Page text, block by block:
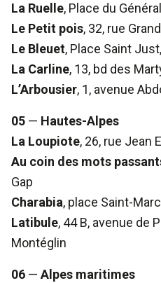
La Ruelle, Place du
Le Petit pois, 32, rue
Le Bleuet, Place Saint
La Carline, 13, bd des
L’Arbousier, 1, avenue
05 — Hautes-Alpes
La Loupiote, 26, rue Jean
Au coin des mots
Gap
Charabia, place Saint-
Latibule, 44 B, avenue de
Montéglin
06 — Alpes maritimes